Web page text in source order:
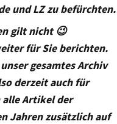
und LZ zu befürchten.
gilt nicht 😉
für Sie berichten.
gesamtes Archiv
derzeit auch für
Artikel der
Jahren zusätzlich auf